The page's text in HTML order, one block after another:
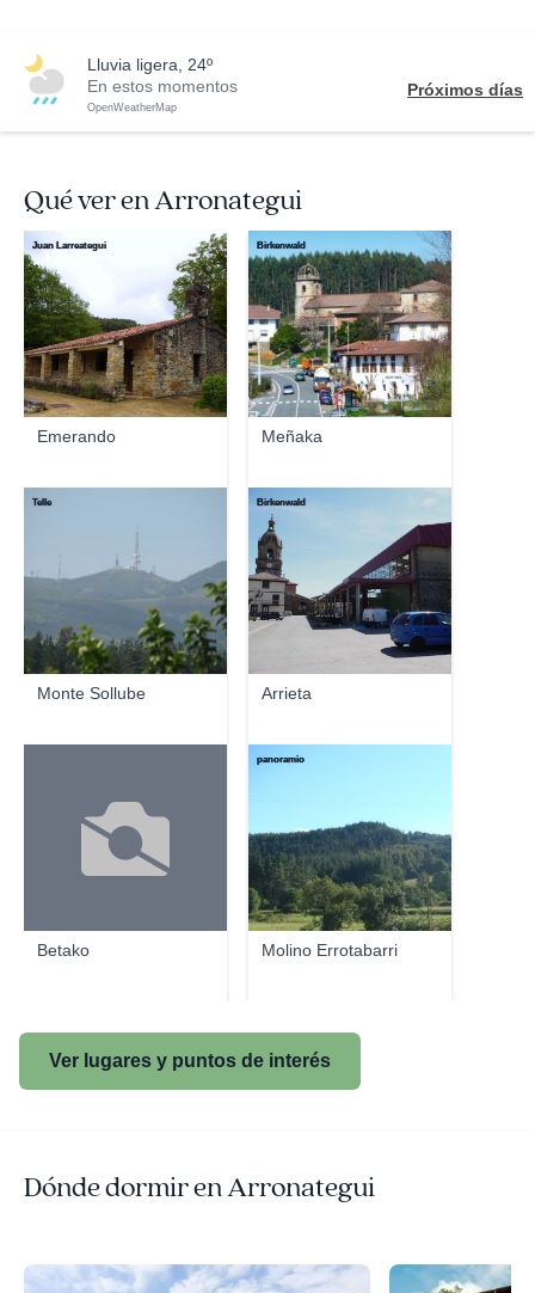
lluvia ligera, 24º
En estos momentos
OpenWeatherMap
Próximos días
Qué ver en Arronategui
Emerando
Juan Larreategui
Meñaka
Birkenwald
Monte Sollube
Telle
Arrieta
Birkenwald
Betako Molino Errotabarri
panoramio
Ver lugares y puntos de interés
Dónde dormir en Arronategui